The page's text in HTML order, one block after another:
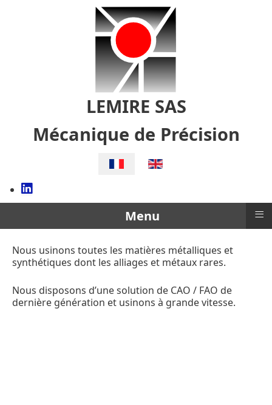
LEMIRE SAS
Mécanique de Précision
Sélectionnez votre langue
Menu ≡
Nous usinons toutes les matières métalliques et
synthétiques dont les alliages et métaux rares.
Nous disposons d’une solution de CAO / FAO de
dernière génération et usinons à grande vitesse.